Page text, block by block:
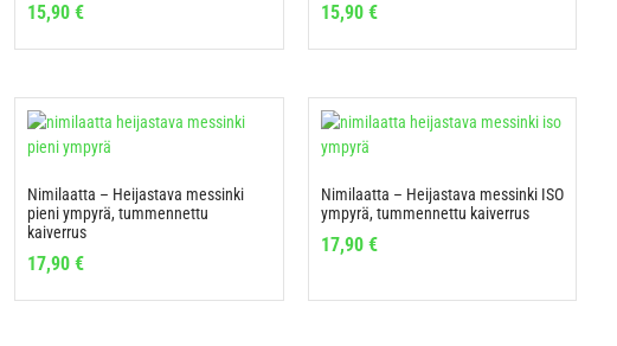
15,90 € 15,90 €
Nimilaatta – Heijastava messinki
pieni ympyrä, tummennettu
kaiverrus
17,90 €
Nimilaatta – Heijastava messinki ISO
ympyrä, tummennettu kaiverrus
17,90 €